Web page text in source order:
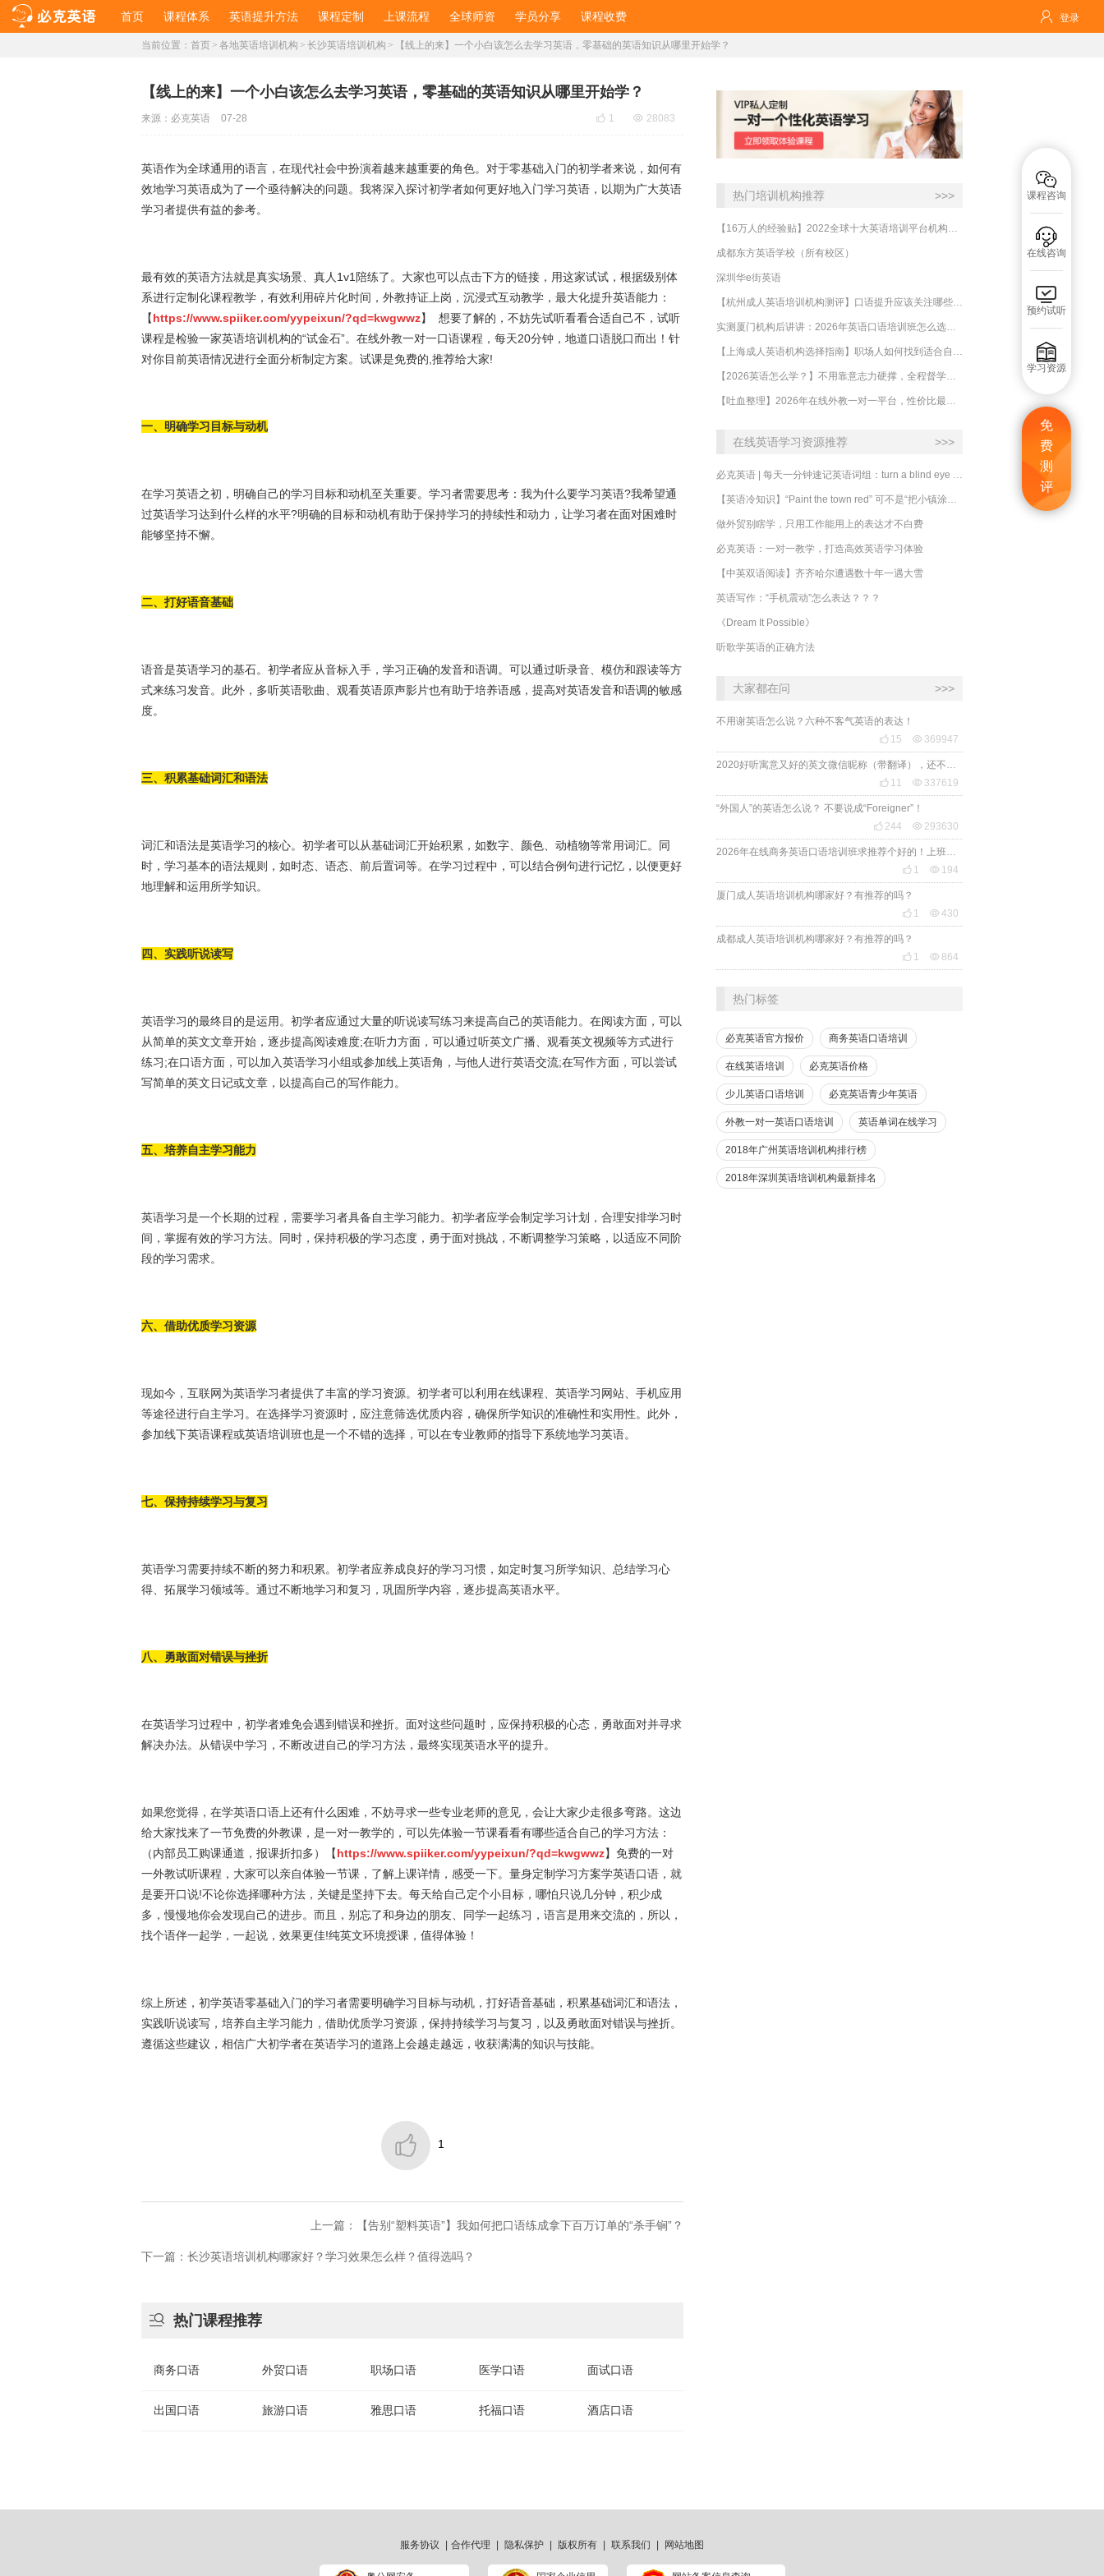
首页 课程体系 英语提升方法 课程定制 上课流程 全球师资 学员分享 课程收费  登录

课程咨询

在线咨询

预约试听

学习资源
免
费
测
评
当前位置： 首页 > 各地英语培训机构 > 长沙英语培训机构 > 【线上的来】一个小白该怎么去学习英语，零基础的英语知识从哪里开始学？
【线上的来】一个小白该怎么去学习英语，零基础的英语知识从哪里开始学？
 1  28083
来源： 必克英语 07-28
英语作为全球通用的语言，在现代社会中扮演着越来越重要的角色。对于零基础入门的初学者来说，如何有
效地学习英语成为了一个亟待解决的问题。我将深入探讨初学者如何更好地入门学习英语，以期为广大英语
学习者提供有益的参考。
最有效的英语方法就是真实场景、真人1v1陪练了。大家也可以点击下方的链接，用这家试试，根据级别体
系进行定制化课程教学，有效利用碎片化时间，外教持证上岗，沉浸式互动教学，最大化提升英语能力：
【https://www.spiiker.com/yypeixun/?qd=kwgwwz】 想要了解的，不妨先试听看看合适自己不，试听
课程是检验一家英语培训机构的“试金石”。在线外教一对一口语课程，每天20分钟，地道口语脱口而出！针
对你目前英语情况进行全面分析制定方案。试课是免费的,推荐给大家!
一、明确学习目标与动机
在学习英语之初，明确自己的学习目标和动机至关重要。学习者需要思考：我为什么要学习英语?我希望通
过英语学习达到什么样的水平?明确的目标和动机有助于保持学习的持续性和动力，让学习者在面对困难时
能够坚持不懈。
二、打好语音基础
语音是英语学习的基石。初学者应从音标入手，学习正确的发音和语调。可以通过听录音、模仿和跟读等方
式来练习发音。此外，多听英语歌曲、观看英语原声影片也有助于培养语感，提高对英语发音和语调的敏感
度。
三、积累基础词汇和语法
词汇和语法是英语学习的核心。初学者可以从基础词汇开始积累，如数字、颜色、动植物等常用词汇。同
时，学习基本的语法规则，如时态、语态、前后置词等。在学习过程中，可以结合例句进行记忆，以便更好
地理解和运用所学知识。
四、实践听说读写
英语学习的最终目的是运用。初学者应通过大量的听说读写练习来提高自己的英语能力。在阅读方面，可以
从简单的英文文章开始，逐步提高阅读难度;在听力方面，可以通过听英文广播、观看英文视频等方式进行
练习;在口语方面，可以加入英语学习小组或参加线上英语角，与他人进行英语交流;在写作方面，可以尝试
写简单的英文日记或文章，以提高自己的写作能力。
五、培养自主学习能力
英语学习是一个长期的过程，需要学习者具备自主学习能力。初学者应学会制定学习计划，合理安排学习时
间，掌握有效的学习方法。同时，保持积极的学习态度，勇于面对挑战，不断调整学习策略，以适应不同阶
段的学习需求。
六、借助优质学习资源
现如今，互联网为英语学习者提供了丰富的学习资源。初学者可以利用在线课程、英语学习网站、手机应用
等途径进行自主学习。在选择学习资源时，应注意筛选优质内容，确保所学知识的准确性和实用性。此外，
参加线下英语课程或英语培训班也是一个不错的选择，可以在专业教师的指导下系统地学习英语。
七、保持持续学习与复习
英语学习需要持续不断的努力和积累。初学者应养成良好的学习习惯，如定时复习所学知识、总结学习心
得、拓展学习领域等。通过不断地学习和复习，巩固所学内容，逐步提高英语水平。
八、勇敢面对错误与挫折
在英语学习过程中，初学者难免会遇到错误和挫折。面对这些问题时，应保持积极的心态，勇敢面对并寻求
解决办法。从错误中学习，不断改进自己的学习方法，最终实现英语水平的提升。
如果您觉得，在学英语口语上还有什么困难，不妨寻求一些专业老师的意见，会让大家少走很多弯路。这边
给大家找来了一节免费的外教课，是一对一教学的，可以先体验一节课看看有哪些适合自己的学习方法：
（内部员工购课通道，报课折扣多）【https://www.spiiker.com/yypeixun/?qd=kwgwwz】免费的一对
一外教试听课程，大家可以亲自体验一节课，了解上课详情，感受一下。量身定制学习方案学英语口语，就
是要开口说!不论你选择哪种方法，关键是坚持下去。每天给自己定个小目标，哪怕只说几分钟，积少成
多，慢慢地你会发现自己的进步。而且，别忘了和身边的朋友、同学一起练习，语言是用来交流的，所以，
找个语伴一起学，一起说，效果更佳!纯英文环境授课，值得体验！
综上所述，初学英语零基础入门的学习者需要明确学习目标与动机，打好语音基础，积累基础词汇和语法，
实践听说读写，培养自主学习能力，借助优质学习资源，保持持续学习与复习，以及勇敢面对错误与挫折。
遵循这些建议，相信广大初学者在英语学习的道路上会越走越远，收获满满的知识与技能。
 1
上一篇：【告别“塑料英语”】我如何把口语练成拿下百万订单的“杀手锏”？
下一篇：​长沙英语培训机构哪家好？学习效果怎么样？值得选吗？
 热门课程推荐
商务口语 外贸口语 职场口语 医学口语 面试口语
出国口语 旅游口语 雅思口语 托福口语 酒店口语
热门培训机构推荐 >>>
成都东方英语学校（所有校区）
深圳华e街英语
在线英语学习资源推荐 >>>
做外贸别瞎学，只用工作能用上的表达才不白费
必克英语：一对一教学，打造高效英语学习体验
【中英双语阅读】齐齐哈尔遭遇数十年一遇大雪
英语写作：“手机震动”怎么表达？？？
《Dream It Possible》
听歌学英语的正确方法
大家都在问 >>>
不用谢英语怎么说？六种不客气英语的表达！
 15  369947
 11  337619
“外国人”的英语怎么说？ 不要说成“Foreigner”！
 244  293630
 1  194
厦门成人英语培训机构哪家好？有推荐的吗？
 1 430
成都成人英语培训机构哪家好？有推荐的吗？
 1  864
热门标签
必克英语官方报价 商务英语口语培训
在线英语培训 必克英语价格
少儿英语口语培训 必克英语青少年英语
外教一对一英语口语培训 英语单词在线学习
2018年广州英语培训机构排行榜
2018年深圳英语培训机构最新排名
服务协议 合作代理 隐私保护 版权所有 联系我们 网站地图